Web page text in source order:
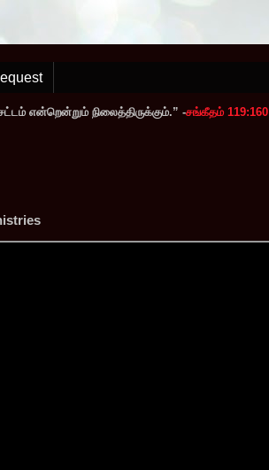
என்றென்றும் நிலைத்திருக்கும்.” -சங்கீதம் 119:160